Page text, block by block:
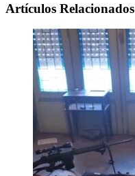
Artículos Relacionados